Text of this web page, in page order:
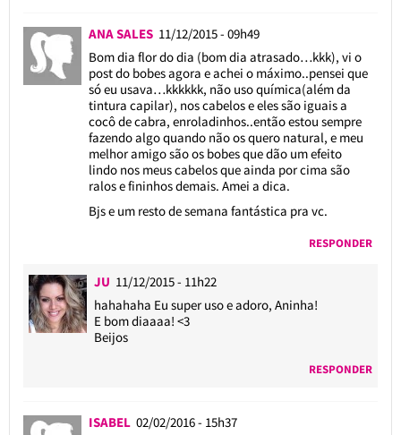
ANA SALES 11/12/2015 - 09h49
Bom dia flor do dia (bom dia atrasado…kkk), vi o
post do bobes agora e achei o máximo..pensei que
só eu usava…kkkkkk, não uso química(além da
tintura capilar), nos cabelos e eles são iguais a
cocô de cabra, enroladinhos..então estou sempre
fazendo algo quando não os quero natural, e meu
melhor amigo são os bobes que dão um efeito
lindo nos meus cabelos que ainda por cima são
ralos e fininhos demais. Amei a dica.
Bjs e um resto de semana fantástica pra vc.
RESPONDER
JU 11/12/2015 - 11h22
hahahaha Eu super uso e adoro, Aninha!
E bom diaaaa! <3
Beijos
RESPONDER
ISABEL 02/02/2016 - 15h37